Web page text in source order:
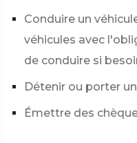
Conduire un
véhicules avec
de conduire si
Détenir ou porter
Émettre des